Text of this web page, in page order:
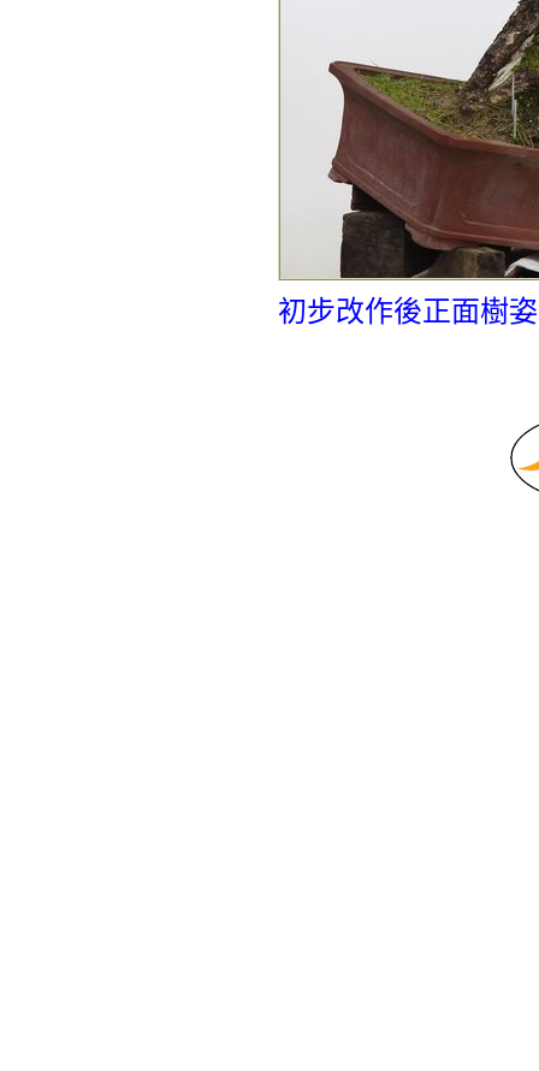
初步改作後正面樹姿